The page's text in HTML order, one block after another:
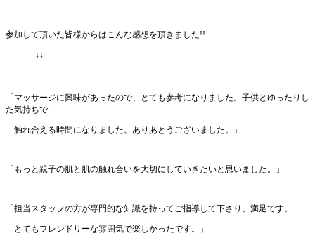
参加して頂いた皆様からはこんな感想を頂きました!!
↓↓
「マッサージに興味があったので、とても参考になりました。子供とゆったりし
た気持ちで
触れ合える時間になりました。ありあとうございました。」
「もっと親子の肌と肌の触れ合いを大切にしていきたいと思いました。」
「担当スタッフの方が専門的な知識を持ってご指導して下さり、満足です。
とてもフレンドリーな雰囲気で楽しかったです。」